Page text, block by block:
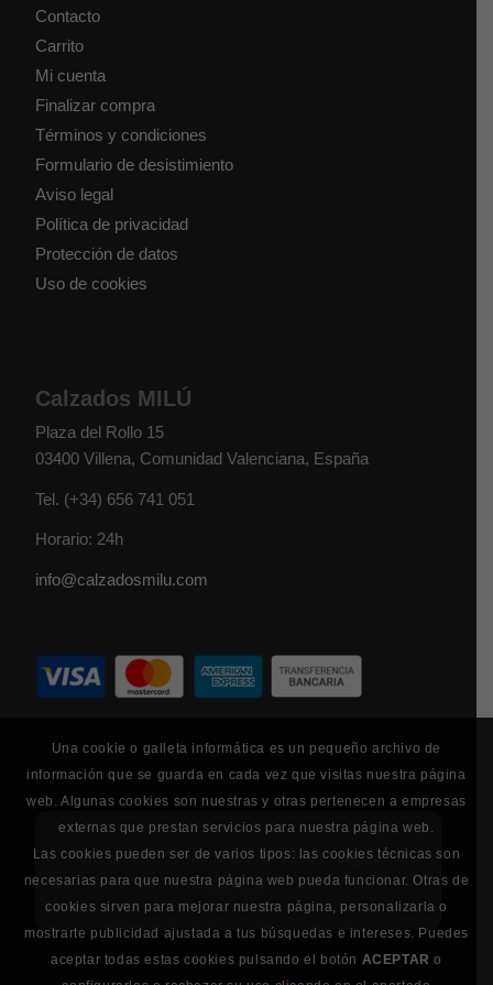
Contacto
Carrito
Mi cuenta
Finalizar compra
Términos y condiciones
Formulario de desistimiento
Aviso legal
Política de privacidad
Protección de datos
Uso de cookies
Calzados MILÚ
Plaza del Rollo 15
03400 Villena, Comunidad Valenciana, España
Tel. (+34) 656 741 051
Horario: 24h
info@calzadosmilu.com
Para la correcta visualización, debe aceptar las
cookies.
Una cookie o galleta informática es un pequeño archivo de
información que se guarda en cada vez que visitas nuestra página
web. Algunas cookies son nuestras y otras pertenecen a empresas
externas que prestan servicios para nuestra página web.
Las cookies pueden ser de varios tipos: las cookies técnicas son
necesarias para que nuestra página web pueda funcionar. Otras de
cookies sirven para mejorar nuestra página, personalizarla o
mostrarte publicidad ajustada a tus búsquedas e intereses. Puedes
aceptar todas estas cookies pulsando el botón ACEPTAR o